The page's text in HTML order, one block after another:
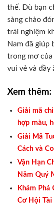
thế. Dù bạn
sàng chào
trải nghiệm
Nam đã giúp
trong mơ
vui vẻ và đầy
Xem thêm:
Giải mã
hợp màu,
Giải Mã
Cách và
Vận Hạn
Năm Quý
Khám
Cơ Hội Tài